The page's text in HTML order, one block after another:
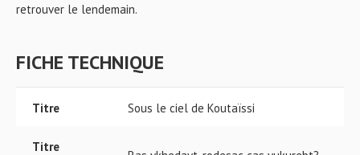
retrouver le lendemain.
FICHE TECHNIQUE
Titre Sous le ciel de Koutaïssi
Titre